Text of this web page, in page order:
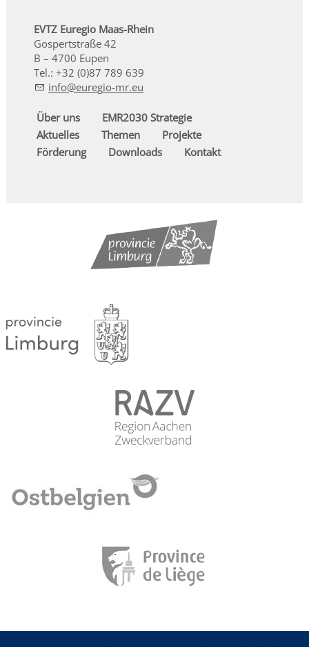
EVTZ Euregio Maas-Rhein
Gospertstraße 42
B – 4700 Eupen
Tel.: +32 (0)87 789 639
nf
r g -mr
Über uns
EMR2030 Strategie
Aktuelles
Themen
Projekte
Förderung
Downloads Kontakt